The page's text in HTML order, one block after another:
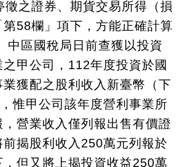
徵之證券、期貨交易所得（損
第58欄」項下，方能正確計算
中區國稅局日前查獲以投資
甲公司，112年度投資於國
獲配之股利收入新臺幣（下
惟甲公司該年度營利事業所
營業收入僅列報出售有價證
前揭股利收入250萬元列報於
但又將上揭投資收益250萬